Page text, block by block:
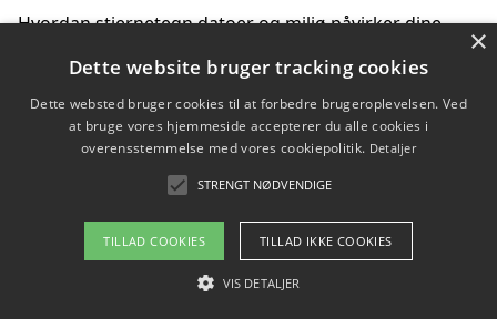
Hvordan stjernetegn datoer og miljø påvirker dine
Bæredygtige gadgets til en grønnere hverdag
Om / kontakt
Blog Betingelser
×
Dette website bruger tracking cookies
Dette websted bruger cookies til at forbedre brugeroplevelsen. Ved
at bruge vores hjemmeside accepterer du alle cookies i
overensstemmelse med vores cookiepolitik. Detaljer
STRENGT NØDVENDIGE
TILLAD COOKIES TILLAD IKKE COOKIES
VIS DETALJER